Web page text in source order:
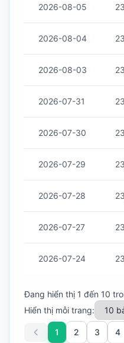
2026-08-05
2026-08-04
2026-08-03
2026-07-31
2026-07-30
2026-07-29
2026-07-28
2026-07-27
2026-07-24
Đang hiển thị 1 đến 10
Hiển thị mỗi trang:
1 2 3 4